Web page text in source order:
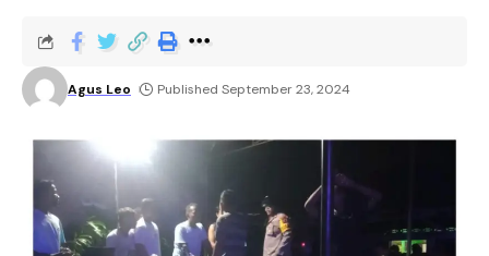
Agus Leo Published September 23, 2024